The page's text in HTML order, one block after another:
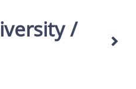
/